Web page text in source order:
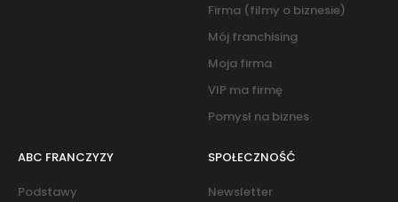
Firma (filmy o biznesie)
Mój franchising
Moja firma
VIP ma firmę
Pomysł na biznes
ABC FRANCZYZY
Podstawy
SPOŁECZNOŚĆ
Newsletter